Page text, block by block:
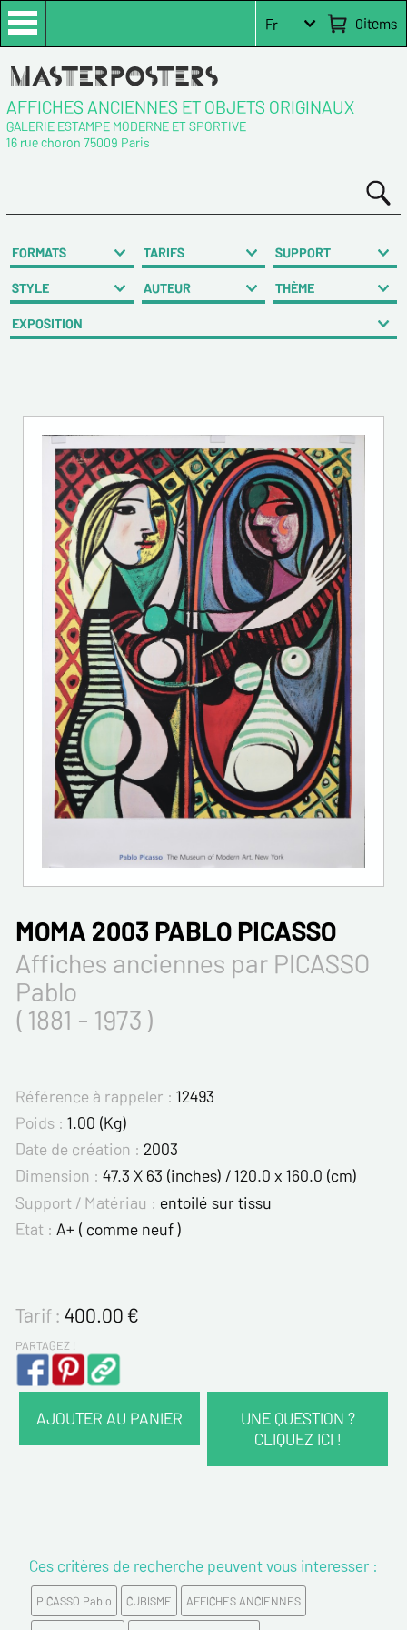
0items
Fr
AFFICHES ANCIENNES ET OBJETS ORIGINAUX
GALERIE ESTAMPE MODERNE ET SPORTIVE
16 rue choron 75009 Paris
FORMATS TARIFS SUPPORT
STYLE AUTEUR THÈME
EXPOSITION
MOMA 2003 PABLO PICASSO
Affiches anciennes par PICASSO
Pablo
( 1881 - 1973 )
Référence à rappeler : 12493
Poids : 1.00 (Kg)
Date de création : 2003
Dimension : 47.3 X 63 (inches) / 120.0 x 160.0 (cm)
Support / Matériau : entoilé sur tissu
Etat : A+ ( comme neuf )
Tarif : 400.00€
PARTAGEZ !
AJOUTER AU PANIER
UNE QUESTION ?
CLIQUEZ ICI !
Prénom*
Email*
Ces critères de recherche peuvent vous interesser :
PICASSO Pablo CUBISME AFFICHES ANCIENNES